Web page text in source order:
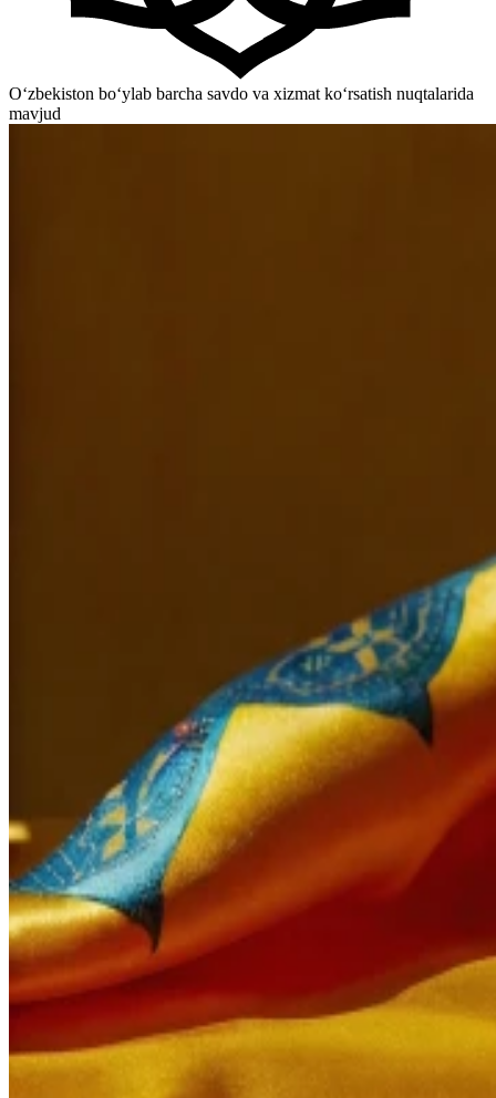
O‘zbekiston bo‘ylab barcha savdo va xizmat ko‘rsatish nuqtalarida
mavjud